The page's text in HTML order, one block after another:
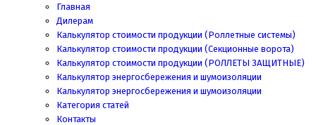
Главная
Дилерам
Калькулятор стоимости продукции (Роллетные системы)
Калькулятор стоимости продукции (Секционные ворота)
Калькулятор стоимости продукции (РОЛЛЕТЫ ЗАЩИТНЫЕ)
Калькулятор энергосбережения и шумоизоляции
Калькулятор энергосбережения и шумоизоляции
Категория статей
Контакты